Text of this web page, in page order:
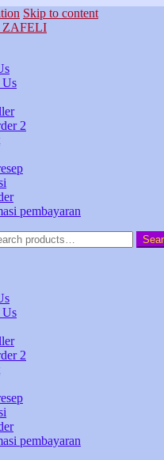
Skip to content
Us
2
pembayaran
Us
2
pembayaran